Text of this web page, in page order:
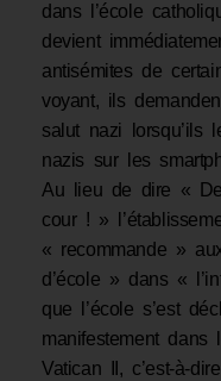
dans l’école
devient
antisémites de
voyant, ils
salut nazi lorsqu’ils
nazis sur les
Au lieu de dire «
cour ! »
« recommande »
d’école » dans «
que l’école s’est
manifestement
Vatican II, c’est-à-